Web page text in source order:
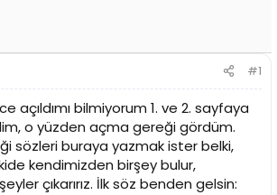
#1
açıldımı bilmiyorum 1. ve 2. sayfaya
o yüzden açma gereği gördüm.
sözleri buraya yazmak ister belki,
kendimizden birşey bulur,
çıkarırız. İlk söz benden gelsin: